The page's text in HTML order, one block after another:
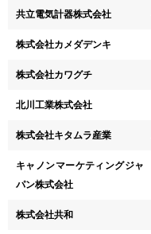
共立電気計器株式会社
株式会社カメダデンキ
株式会社カワグチ
北川工業株式会社
株式会社キタムラ産業
キャノンマーケティングジャ
パン株式会社
株式会社共和